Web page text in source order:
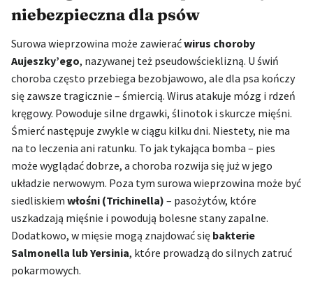
niebezpieczna dla psów
Surowa wieprzowina może zawieraćwirus choroby
Aujeszky’ego, nazywanej też pseudowścieklizną. U świń
choroba często przebiega bezobjawowo, ale dla psa kończy
się zawsze tragicznie – śmiercią. Wirus atakuje mózg i rdzeń
kręgowy. Powoduje silne drgawki, ślinotok i skurcze mięśni.
Śmierć następuje zwykle w ciągu kilku dni. Niestety, nie ma
na to leczenia ani ratunku. To jak tykająca bomba – pies
może wyglądać dobrze, a choroba rozwija się już w jego
układzie nerwowym. Poza tym surowa wieprzowina może być
siedliskiem włośni (Trichinella) – pasożytów, które
uszkadzają mięśnie i powodują bolesne stany zapalne.
Dodatkowo, w mięsie mogą znajdować się bakterie
Salmonella lub Yersinia, które prowadzą do silnych zatruć
pokarmowych.